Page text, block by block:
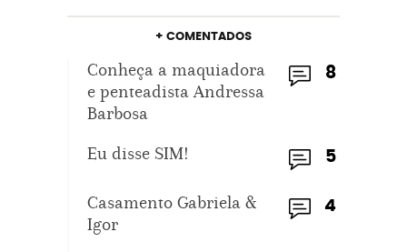
+ COMENTADOS
8
Conheça a maquiadora
e penteadista Andressa
Barbosa
5
Eu disse SIM!
4
Casamento Gabriela &
Igor